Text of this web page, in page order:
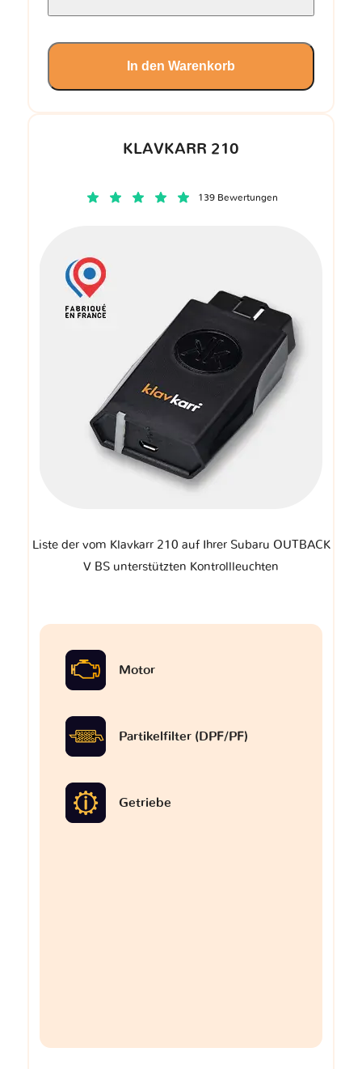
KLAVKARR 210
139 Bewertungen
Liste der vom Klavkarr 210 auf Ihrer Subaru OUTBACK
V BS unterstützten Kontrollleuchten
Motor
Partikelfilter (DPF/PF)
Getriebe
In den Warenkorb